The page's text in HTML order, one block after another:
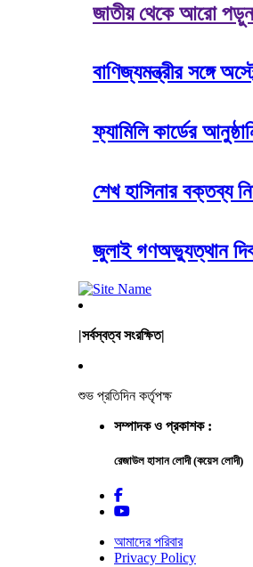
জাতীয় থেকে আরো পড়ুন
বাণিজ্যমন্ত্রীর সঙ্গে
ফ্যামিলি কার্ডের
শেখ হাসিনার বক্তব্য
জুলাই গণঅভ্যুত্থান
|সর্বস্বত্ব সংরক্ষিত|
শুভ প্রতিদিন কর্তৃপক্ষ
সম্পাদক ও প্রকাশক :
রেজাউল হাসান লোদী (কয়েস লোদী)
আমাদের পরিবার
Privacy Policy